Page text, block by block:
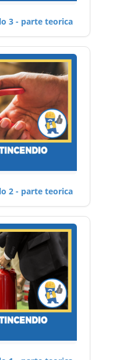
3 - parte teorica
2 - parte teorica